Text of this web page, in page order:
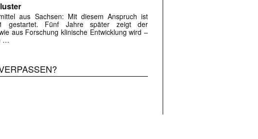
aus Sachsen: Mit ­diesem Anspruch ist
gestartet. Fünf Jahre später zeigt der
aus Forschung klinische Entwicklung wird –
…